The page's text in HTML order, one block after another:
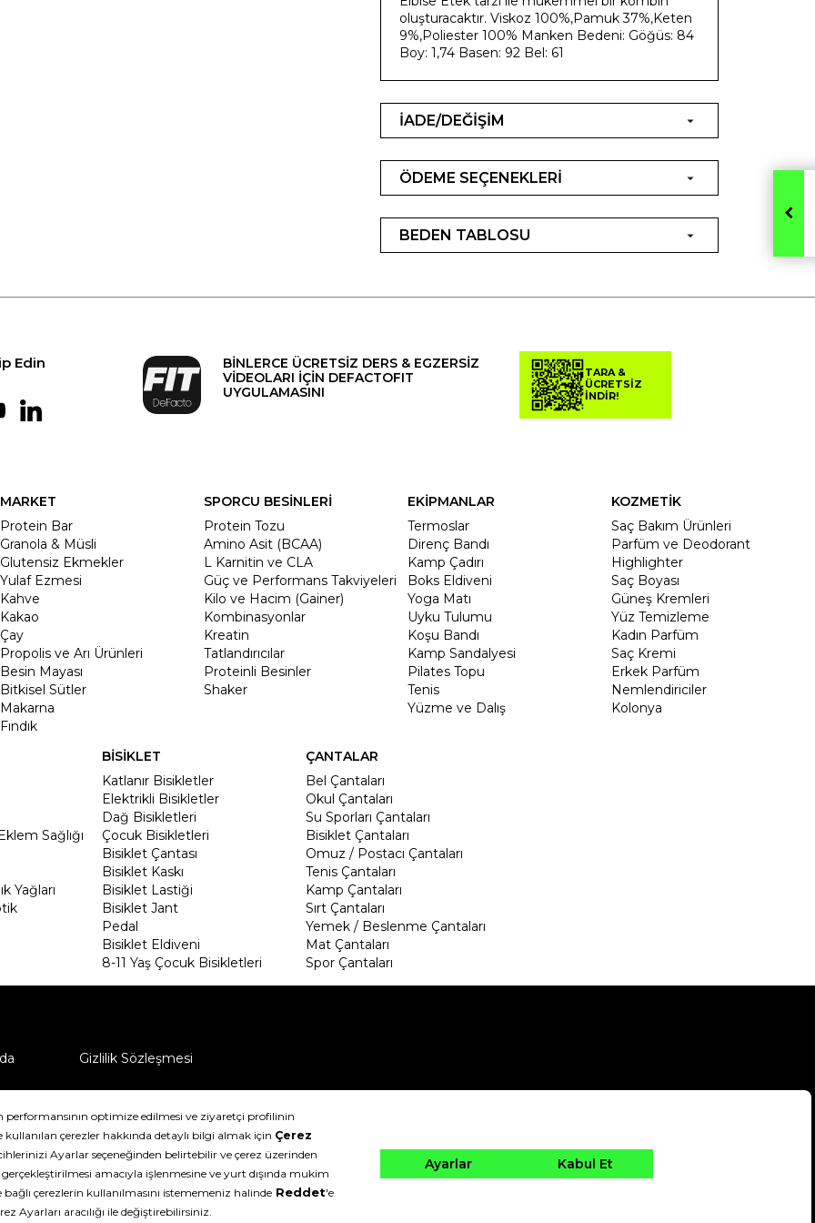
oluşturacaktır. Viskoz 100%,Pamuk 37%,Keten
9%,Poliester 100% Manken Bedeni: Göğüs: 84
Boy: 1,74 Basen: 92 Bel: 61
İADE/DEĞİŞİM
ÖDEME SEÇENEKLERİ
BEDEN TABLOSU
Edin
BİNLERCE ÜCRETSİZ DERS & EGZERSİZ
VİDEOLARI İÇİN DEFACTOFIT
UYGULAMASINI
TARA &
ÜCRETSİZ
İNDİR!
MARKET
Protein Bar
Granola & Müsli
Glutensiz Ekmekler
Yulaf Ezmesi
Kahve
Kakao
Çay
Propolis ve Arı Ürünleri
Besin Mayası
Bitkisel Sütler
Makarna
Fındık
SPORCU BESİNLERİ
Protein Tozu
Amino Asit (BCAA)
L Karnitin ve CLA
Güç ve Performans Takviyeleri
Kilo ve Hacim (Gainer)
Kombinasyonlar
Kreatin
Tatlandırıcılar
Proteinli Besinler
Shaker
EKİPMANLAR
Termoslar
Direnç Bandı
Kamp Çadırı
Boks Eldiveni
Yoga Matı
Uyku Tulumu
Koşu Bandı
Kamp Sandalyesi
Pilates Topu
Tenis
Yüzme ve Dalış
KOZMETİK
Saç Bakım Ürünleri
Parfüm ve Deodorant
Highlighter
Saç Boyası
Güneş Kremleri
Yüz Temizleme
Kadın Parfüm
Saç Kremi
Erkek Parfüm
Nemlendiriciler
Kolonya
Sağlığı
Yağları
BİSİKLET
Katlanır Bisikletler
Elektrikli Bisikletler
Dağ Bisikletleri
Çocuk Bisikletleri
Bisiklet Çantası
Bisiklet Kaskı
Bisiklet Lastiği
Bisiklet Jant
Pedal
Bisiklet Eldiveni
8-11 Yaş Çocuk Bisikletleri
ÇANTALAR
Bel Çantaları
Okul Çantaları
Su Sporları Çantaları
Bisiklet Çantaları
Omuz / Postacı Çantaları
Tenis Çantaları
Kamp Çantaları
Sırt Çantaları
Yemek / Beslenme Çantaları
Mat Çantaları
Spor Çantaları
Gizlilik Sözleşmesi